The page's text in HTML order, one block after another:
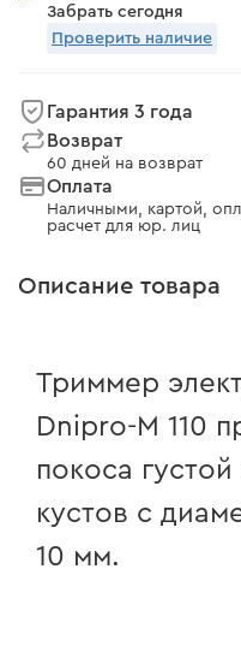
Забрать сегодня
Проверить наличие
Гарантия 3 года
Возврат
60 дней на возврат
Оплата
Наличными, картой,
расчет для юр. лиц
Описание товара
Триммер
Dnipro-M 110
покоса
кустов с
10 мм.